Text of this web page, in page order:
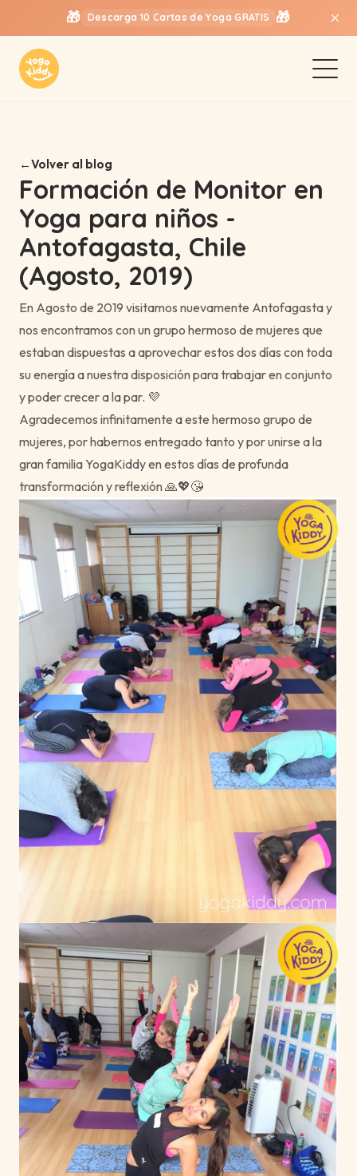
🎁 Descarga 10 Cartas de Yoga GRATIS 🎁 ×
Volver al blog
Formación de Monitor en
Yoga para niños -
Antofagasta, Chile
(Agosto, 2019)
En Agosto de 2019 visitamos nuevamente Antofagasta y
nos encontramos con un grupo hermoso de mujeres que
estaban dispuestas a aprovechar estos dos días con toda
su energía a nuestra disposición para trabajar en conjunto
y poder crecer a la par. 💜
Agradecemos infinitamente a este hermoso grupo de
mujeres, por habernos entregado tanto y por unirse a la
gran familia YogaKiddy en estos días de profunda
transformación y reflexión 🙏💖😘